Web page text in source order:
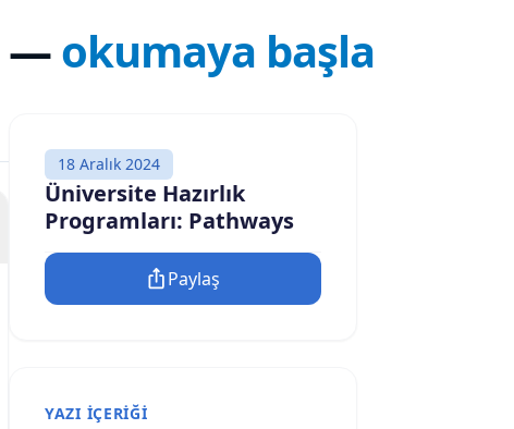
—okumaya başla
18 Aralık 2024
Üniversite Hazırlık
Programları: Pathways
Paylaş
YAZI İÇERIĞI